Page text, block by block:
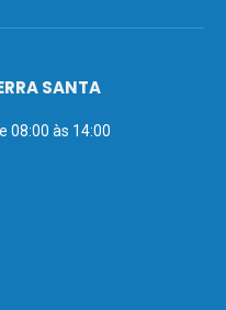
SANTA
08:00 às 14:00